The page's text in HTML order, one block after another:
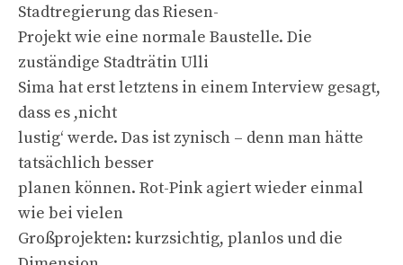
Stadtregierung das Riesen-
Projekt wie eine normale Baustelle. Die
zuständige Stadträtin Ulli
Sima hat erst letztens in einem Interview gesagt,
dass es ,nicht
lustig‘ werde. Das ist zynisch – denn man hätte
tatsächlich besser
planen können. Rot-Pink agiert wieder einmal
wie bei vielen
Großprojekten: kurzsichtig, planlos und die